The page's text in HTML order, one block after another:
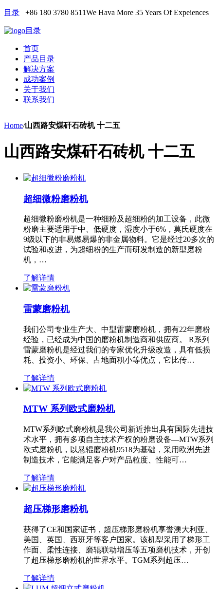
目录 +86 180 3780 8511We Hava More 35 Years Of Expeiences
目录
首页
产品目录
解决方案
成功案例
关于我们
联系我们
Home/山西路安煤矸石砖机 十二五
山西路安煤矸石砖机 十二五
超细微粉磨粉机
超细微粉磨粉机是一种细粉及超细粉的加工设备，此微
粉磨主要适用于中、低硬度，湿度小于6%，莫氏硬度在
9级以下的非易燃易爆的非金属物料。它是经过20多次的
试验和改进，为超细粉的生产而研发制造的新型磨粉
机，…
了解详情
雷蒙磨粉机
我们公司专业生产大、中型雷蒙磨粉机，拥有22年磨粉
经验，已经成为中国的磨粉机制造商和供应商。 R系列
雷蒙磨粉机是经过我们的专家优化升级改造，具有低损
耗、投资小、环保、占地面积小等优点，它比传…
了解详情
MTW 系列欧式磨粉机
MTW系列欧式磨粉机是我公司新近推出具有国际先进技
术水平，拥有多项自主技术产权的粉磨设备—MTW系列
欧式磨粉机，以悬辊磨粉机9518为基础，采用欧洲先进
制造技术，它能满足客户对产品粒度、性能可…
了解详情
超压梯形磨粉机
获得了CE和国家证书，超压梯形磨粉机享誉澳大利亚、
美国、英国、西班牙等客户国家。该机型采用了梯形工
作面、柔性连接、磨辊联动增压等五项磨机技术，开创
了超压梯形磨粉机的世界水平。TGM系列超压…
了解详情